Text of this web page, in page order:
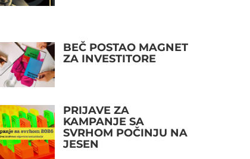
BEČ POSTAO MAGNET
ZA INVESTITORE
PRIJAVE ZA
KAMPANJE SA
SVRHOM POČINJU NA
JESEN